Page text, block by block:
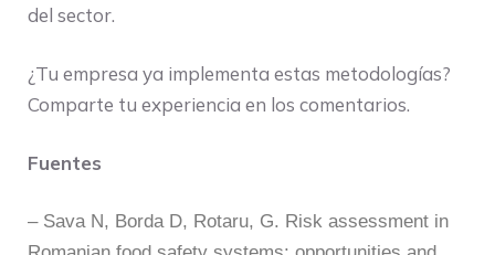
del sector.
¿Tu empresa ya implementa estas metodologías?
Comparte tu experiencia en los comentarios.
Fuentes
– Sava N, Borda D, Rotaru, G. Risk assessment in